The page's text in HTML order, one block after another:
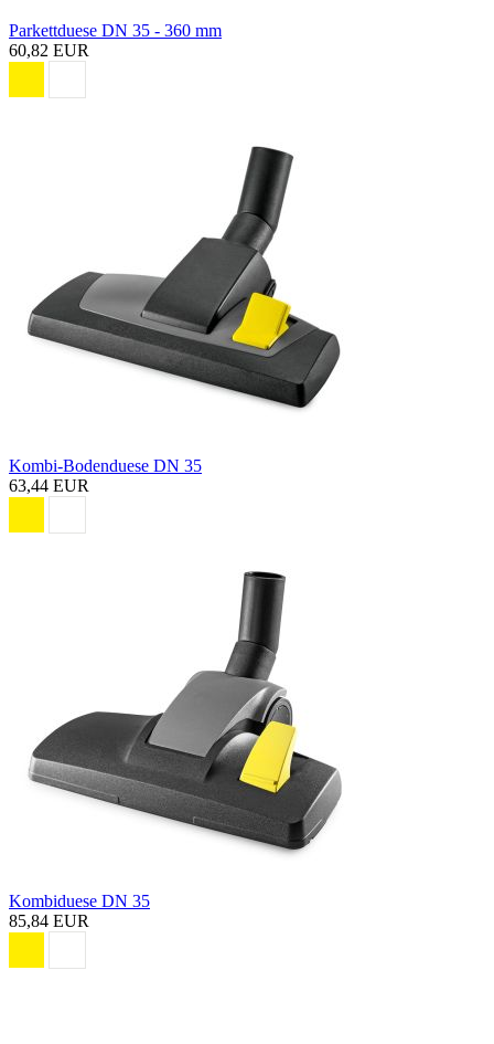
Parkettduese DN 35 - 360 mm
60,82 EUR
Kombi-Bodenduese DN 35
63,44 EUR
Kombiduese DN 35
85,84 EUR